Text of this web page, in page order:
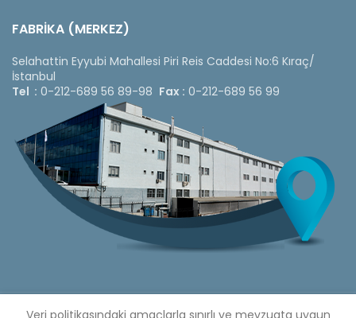
FABRİKA (MERKEZ)
Selahattin Eyyubi Mahallesi Piri Reis Caddesi No:6 Kıraç/
İstanbul
Tel : 0-212-689 56 89-98 Fax : 0-212-689 56 99
Copyright © 2020 Çetinkaya Pano | Çetinkaya Pano Fiyat
Veri politikasındaki amaçlarla sınırlı ve mevzuata uygun